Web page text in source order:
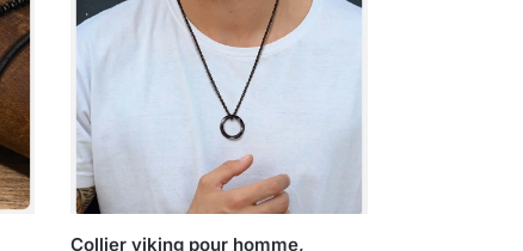
Collier viking pour homme,